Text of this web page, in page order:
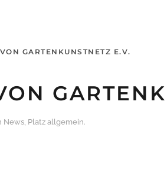
GARTENKUNSTNETZ E.V.
News, Platz allgemein.